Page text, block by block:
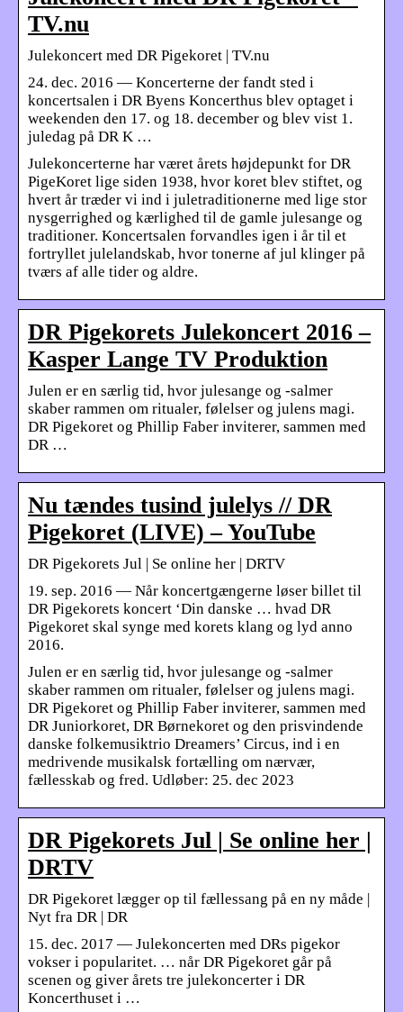
TV.nu
Julekoncert med DR Pigekoret | TV.nu
24. dec. 2016 — Koncerterne der fandt sted i
koncertsalen i DR Byens Koncerthus blev optaget i
weekenden den 17. og 18. december og blev vist 1.
juledag på DR K …
Julekoncerterne har været årets højdepunkt for DR
PigeKoret lige siden 1938, hvor koret blev stiftet, og
hvert år træder vi ind i juletraditionerne med lige stor
nysgerrighed og kærlighed til de gamle julesange og
traditioner. Koncertsalen forvandles igen i år til et
fortryllet julelandskab, hvor tonerne af jul klinger på
tværs af alle tider og aldre.
DR Pigekorets Julekoncert 2016 –
Kasper Lange TV Produktion
Julen er en særlig tid, hvor julesange og -salmer
skaber rammen om ritualer, følelser og julens magi.
DR Pigekoret og Phillip Faber inviterer, sammen med
DR …
Nu tændes tusind julelys // DR
Pigekoret (LIVE) – YouTube
DR Pigekorets Jul | Se online her | DRTV
19. sep. 2016 — Når koncertgængerne løser billet til
DR Pigekorets koncert ‘Din danske … hvad DR
Pigekoret skal synge med korets klang og lyd anno
2016.
Julen er en særlig tid, hvor julesange og -salmer
skaber rammen om ritualer, følelser og julens magi.
DR Pigekoret og Phillip Faber inviterer, sammen med
DR Juniorkoret, DR Børnekoret og den prisvindende
danske folkemusiktrio Dreamers’ Circus, ind i en
medrivende musikalsk fortælling om nærvær,
fællesskab og fred. Udløber: 25. dec 2023
DR Pigekorets Jul | Se online her |
DRTV
DR Pigekoret lægger op til fællessang på en ny måde |
Nyt fra DR | DR
15. dec. 2017 — Julekoncerten med DRs pigekor
vokser i popularitet. … når DR Pigekoret går på
scenen og giver årets tre julekoncerter i DR
Koncerthuset i …